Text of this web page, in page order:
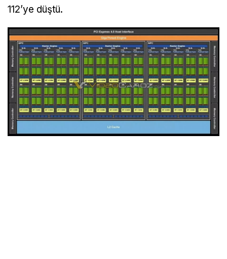
112’ye düştü.